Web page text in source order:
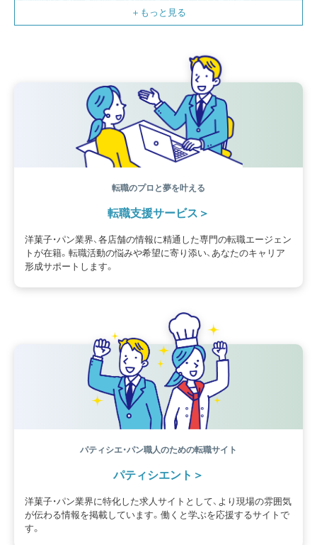
コラム パン スタッフ育成
スイーツ
IT 業界事情 講習会 潜入レポート
クリスマス
ウェデイングケーキ
ベーカリー 工場
生菓子
アシェットデセール
フランス オーブン担当 チョコレート
転職のプロと夢を叶える
転職支援サービス
洋菓子・パン業界、各店舗の情報に精通した専門の転職エージェン
トが在籍。転職活動の悩みや希望に寄り添い、あなたのキャリア
形成サポートします。
パティシエ・パン職人のための転職サイト
パティシエント
洋菓子・パン業界に特化した求人サイトとして、より現場の雰囲気
が伝わる情報を掲載しています。働くと学ぶを応援するサイトで
す。